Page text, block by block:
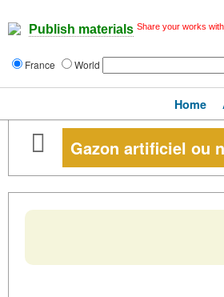
Publish materials Share your works
France World
Home
Gazon artificiel ou